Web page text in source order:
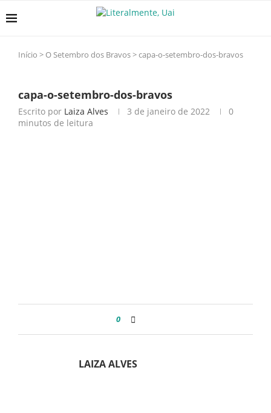
Início > O Setembro dos Bravos>capa-o-setembro-dos-bravos
capa-o-setembro-dos-bravos
Escrito por Laiza Alves 3 de janeiro de 2022
0
minutos de leitura
0
LAIZA ALVES